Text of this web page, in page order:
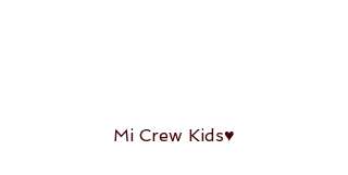
Mi Crew Kids♥